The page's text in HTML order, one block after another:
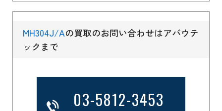
MH304J/Aの買取のお問い合わせはアバウテ
ックまで
03-5812-3453